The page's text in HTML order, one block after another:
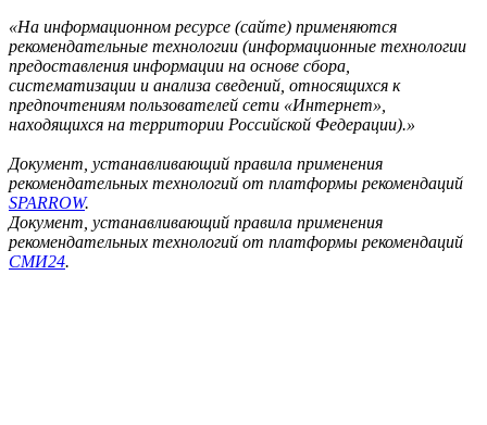
«На информационном ресурсе (сайте) применяются
рекомендательные технологии (информационные технологии
предоставления информации на основе сбора,
систематизации и анализа сведений, относящихся к
предпочтениям пользователей сети «Интернет»,
находящихся на территории Российской Федерации).»
Документ, устанавливающий правила применения
рекомендательных технологий от платформы рекомендаций
SPARROW.
Документ, устанавливающий правила применения
рекомендательных технологий от платформы рекомендаций
СМИ24.